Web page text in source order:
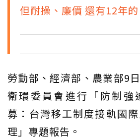
但耐操、廉價 還有12年的
勞動部、經濟部、農業部9
衛環委員會進行「防制強
募：台灣移工制度接軌國
理」專題報告。